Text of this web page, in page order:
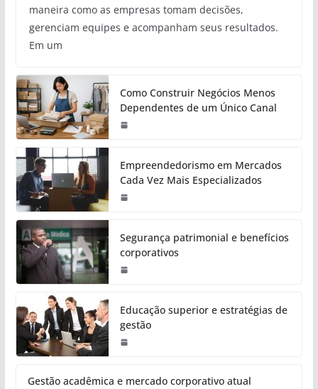
maneira como as empresas tomam decisões,
gerenciam equipes e acompanham seus resultados.
Em um
Como Construir Negócios Menos
Dependentes de um Único Canal
Empreendedorismo em Mercados
Cada Vez Mais Especializados
Segurança patrimonial e benefícios
corporativos
Educação superior e estratégias de
gestão
Gestão acadêmica e mercado corporativo atual